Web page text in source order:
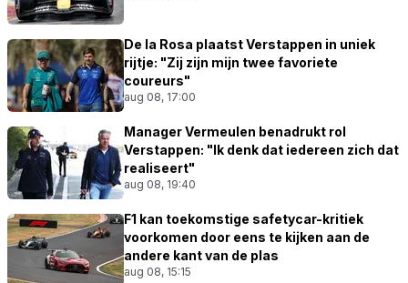
De la Rosa plaatst Verstappen in uniek
rijtje: "Zij zijn mijn twee favoriete
coureurs"
aug 08, 17:00
Manager Vermeulen benadrukt rol
Verstappen: "Ik denk dat iedereen zich dat
realiseert"
aug 08, 19:40
F1 kan toekomstige safetycar-kritiek
voorkomen door eens te kijken aan de
andere kant van de plas
aug 08, 15:15